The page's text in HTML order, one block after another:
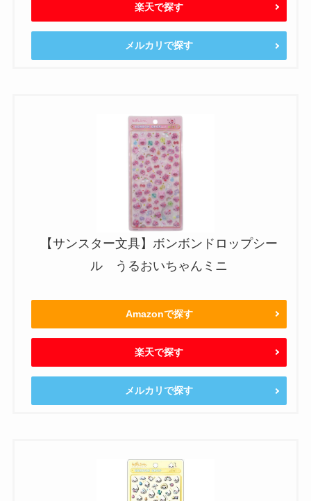
楽天で探す
メルカリで探す
【サンスター文具】ボンボンドロップシー
ル うるおいちゃんミニ
Amazonで探す
楽天で探す
メルカリで探す